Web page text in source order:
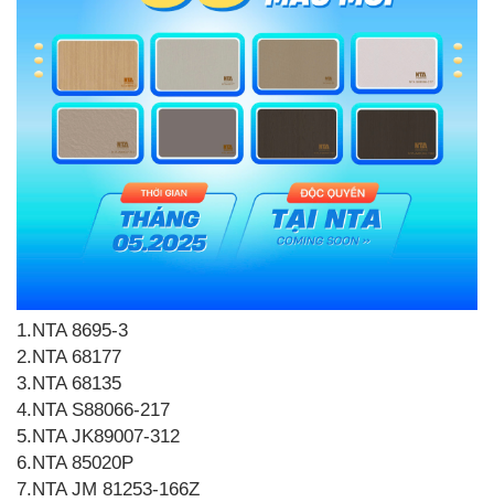
1.NTA 8695-3
2.NTA 68177
3.NTA 68135
4.NTA S88066-217
5.NTA JK89007-312
6.NTA 85020P
7.NTA JM 81253-166Z